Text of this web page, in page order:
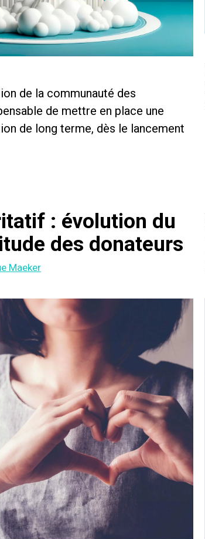
de la communauté des
de mettre en place une
de long terme, dès le lancement
: évolution du
des donateurs
Maeker